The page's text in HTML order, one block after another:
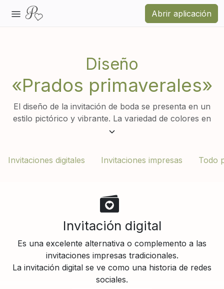
Abrir aplicación
Diseño
«Prados primaverales»
El diseño de la invitación de boda se presenta en un
estilo pictórico y vibrante. La variedad de colores en
diferentes tonalidades – desde el rosa suave y el lila
atmósfera de alegría y un ambiente primaveral. Esta
invitación de boda transmite a la perfección una
valoran los colores vivos y la belleza natural,
haciendo especial y memorable el día importante.
Invitaciones digitales Invitaciones impresas Todo
Invitación digital
Es una excelente alternativa o complemento a las
invitaciones impresas tradicionales.
La invitación digital se ve como una historia de redes
sociales.